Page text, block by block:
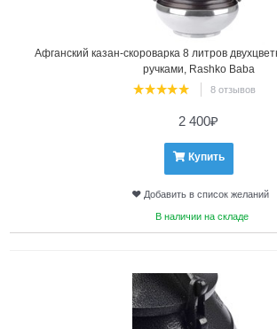
Афганский казан-скороварка 8 литров
ручками, Rashko Baba
8 отзывов
2 400₽
Купить
Добавить в список желаний
В наличии на складе